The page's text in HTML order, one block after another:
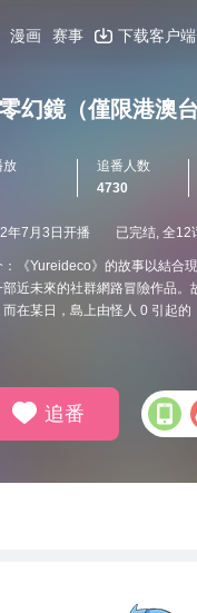
漫画 赛事 下载客户端
幻鏡（僅限港澳
放
追番人数
4730
年7月3日开播 已完结, 全12
：《Yureideco》的故事以結合
部近未來的社群網路冒險作品
而在某日，島上由怪人 0 引起
追番